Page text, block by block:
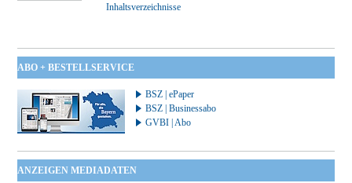
Inhaltsverzeichnisse
ABO + BESTELLSERVICE
BSZ | ePaper
BSZ | Businessabo
GVBI | Abo
ANZEIGEN MEDIADATEN